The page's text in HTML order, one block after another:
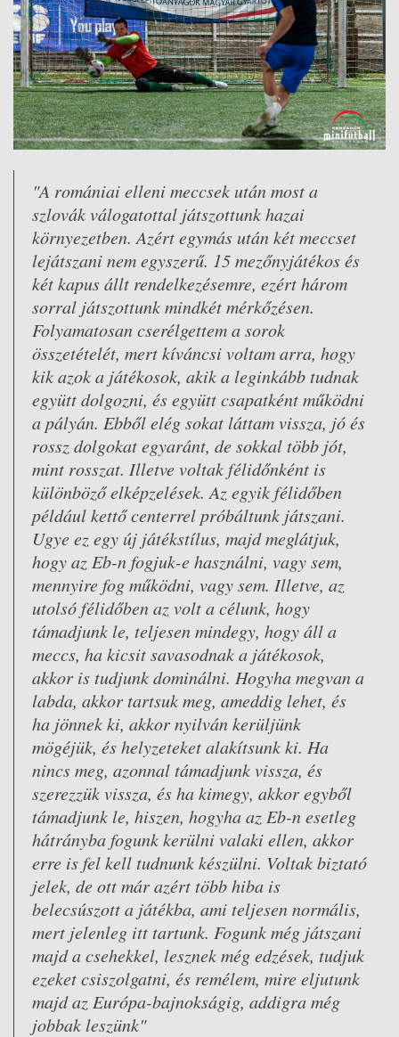
"A romániai elleni meccsek után most a
szlovák válogatottal játszottunk hazai
környezetben. Azért egymás után két meccset
lejátszani nem egyszerű. 15 mezőnyjátékos és
két kapus állt rendelkezésemre, ezért három
sorral játszottunk mindkét mérkőzésen.
Folyamatosan cserélgettem a sorok
összetételét, mert kíváncsi voltam arra, hogy
kik azok a játékosok, akik a leginkább tudnak
együtt dolgozni, és együtt csapatként működni
a pályán. Ebből elég sokat láttam vissza, jó és
rossz dolgokat egyaránt, de sokkal több jót,
mint rosszat. Illetve voltak félidőnként is
különböző elképzelések. Az egyik félidőben
például kettő centerrel próbáltunk játszani.
Ugye ez egy új játékstílus, majd meglátjuk,
hogy az Eb-n fogjuk-e használni, vagy sem,
mennyire fog működni, vagy sem. Illetve, az
utolsó félidőben az volt a célunk, hogy
támadjunk le, teljesen mindegy, hogy áll a
meccs, ha kicsit savasodnak a játékosok,
akkor is tudjunk dominálni. Hogyha megvan a
labda, akkor tartsuk meg, ameddig lehet, és
ha jönnek ki, akkor nyilván kerüljünk
mögéjük, és helyzeteket alakítsunk ki. Ha
nincs meg, azonnal támadjunk vissza, és
szerezzük vissza, és ha kimegy, akkor egyből
támadjunk le, hiszen, hogyha az Eb-n esetleg
hátrányba fogunk kerülni valaki ellen, akkor
erre is fel kell tudnunk készülni. Voltak biztató
jelek, de ott már azért több hiba is
belecsúszott a játékba, ami teljesen normális,
mert jelenleg itt tartunk. Fogunk még játszani
majd a csehekkel, lesznek még edzések, tudjuk
ezeket csiszolgatni, és remélem, mire eljutunk
majd az Európa-bajnokságig, addigra még
jobbak leszünk"